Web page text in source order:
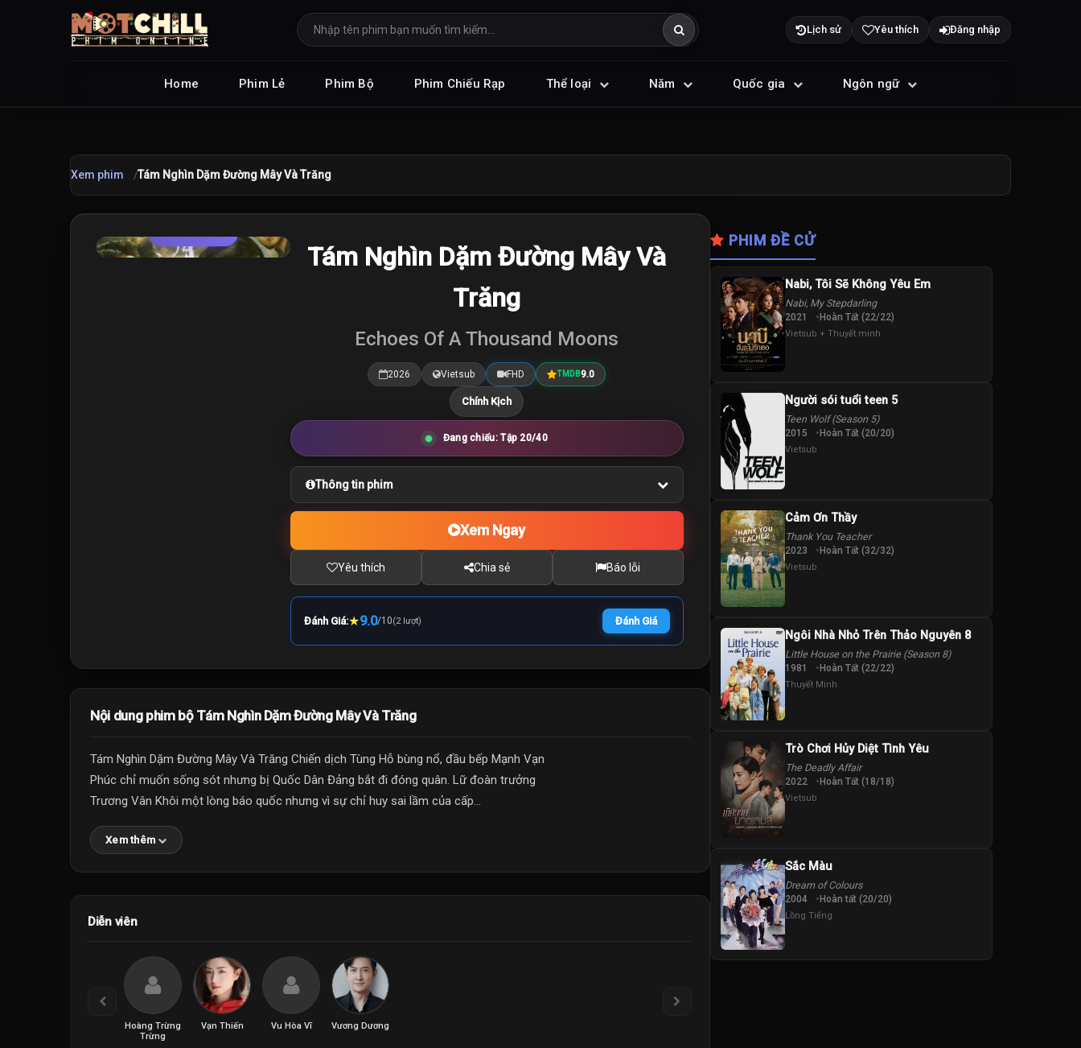
Lịch sử Yêu thích Đăng nhập
Home Phim Lẻ Phim Bộ Phim Chiếu Rạp Thể loại Năm Quốc gia Ngôn ngữ
Xem phim Tám Nghìn Dặm Đường Mây Và Trăng
★ 9.0 /10
Tám Nghìn Dặm Đường Mây Và
Trăng
Echoes Of A Thousand Moons
2026 Vietsub FHD TMDB9.0
Chính Kịch
Đang chiếu: Tập 20/40
Thông tin phim
Xem Ngay
Yêu thích Chia sẻ Báo lỗi
Đánh Giá:★9.0/10(2 lượt) Đánh Giá
Nội dung phim bộ Tám Nghìn Dặm Đường Mây Và Trăng
Tám Nghìn Dặm Đường Mây Và Trăng Chiến dịch Tùng Hỗ bùng nổ, đầu bếp Mạnh Vạn
Phúc chỉ muốn sống sót nhưng bị Quốc Dân Đảng bắt đi đóng quân. Lữ đoàn trưởng
Trương Vân Khôi một lòng báo quốc nhưng vì sự chỉ huy sai lầm của cấp...
Xem thêm
Diễn viên
Hoàng Trừng
Trừng
Vạn Thiến Vu Hòa Vĩ Vương Dương
PHIM ĐỀ CỬ
Nabi, Tôi Sẽ Không Yêu Em
Nabi, My Stepdarling
2021 Hoàn Tất (22/22)
Vietsub + Thuyết minh
Người sói tuổi teen 5
Teen Wolf (Season 5)
2015 Hoàn Tất (20/20)
Vietsub
Cảm Ơn Thầy
Thank You Teacher
2023 Hoàn Tất (32/32)
Vietsub
Ngôi Nhà Nhỏ Trên Thảo Nguyên 8
Little House on the Prairie (Season 8)
1981 Hoàn Tất (22/22)
Thuyết Minh
Trò Chơi Hủy Diệt Tình Yêu
The Deadly Affair
2022 Hoàn Tất (18/18)
Vietsub
Sắc Màu
Dream of Colours
2004 Hoàn tất (20/20)
Lồng Tiếng